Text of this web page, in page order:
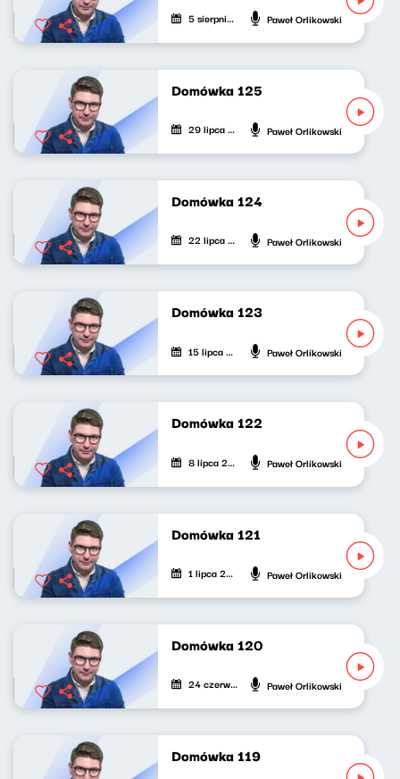
5 sierpnia 2023 Paweł Orlikowski
Domówka 125
29 lipca 2023 Paweł Orlikowski
Domówka 124
22 lipca 2023 Paweł Orlikowski
Domówka 123
15 lipca 2023 Paweł Orlikowski
Domówka 122
8 lipca 2023 Paweł Orlikowski
Domówka 121
1 lipca 2023 Paweł Orlikowski
Domówka 120
24 czerwca 2023 Paweł Orlikowski
Domówka 119